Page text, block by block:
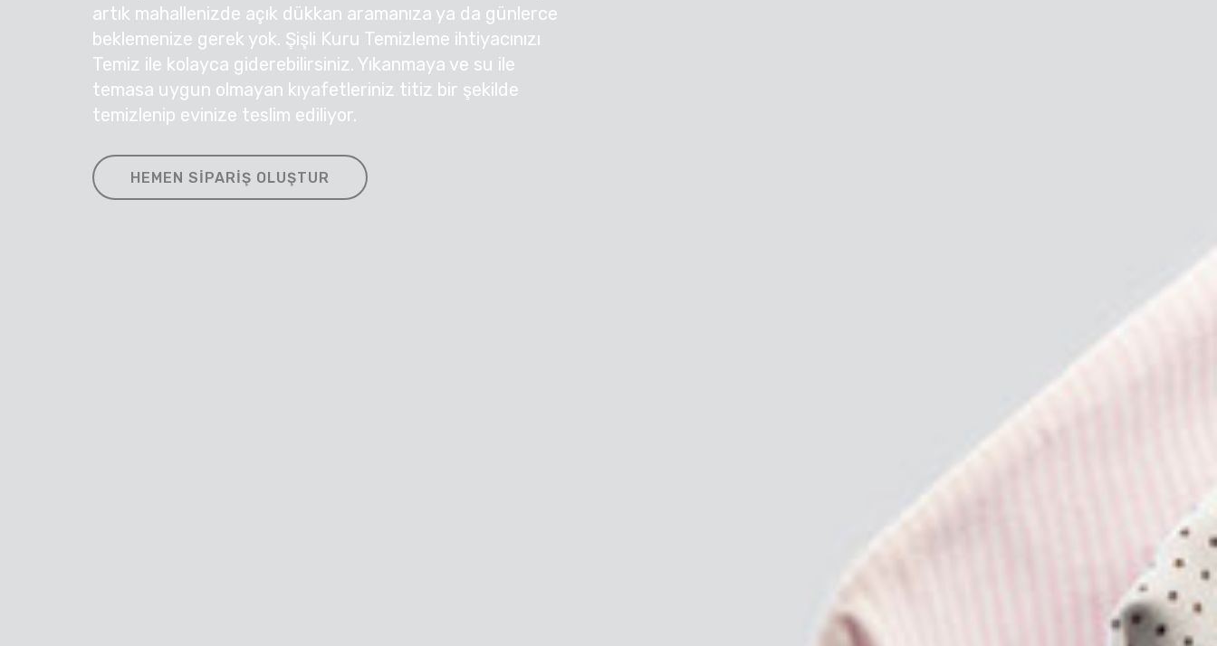
artık mahallenizde açık dükkan aramanıza ya da günlerce
beklemenize gerek yok. Şişli Kuru Temizleme ihtiyacınızı
Temiz ile kolayca giderebilirsiniz. Yıkanmaya ve su ile
temasa uygun olmayan kıyafetleriniz titiz bir şekilde
temizlenip evinize teslim ediliyor.
HEMEN SIPARIŞ OLUŞTUR